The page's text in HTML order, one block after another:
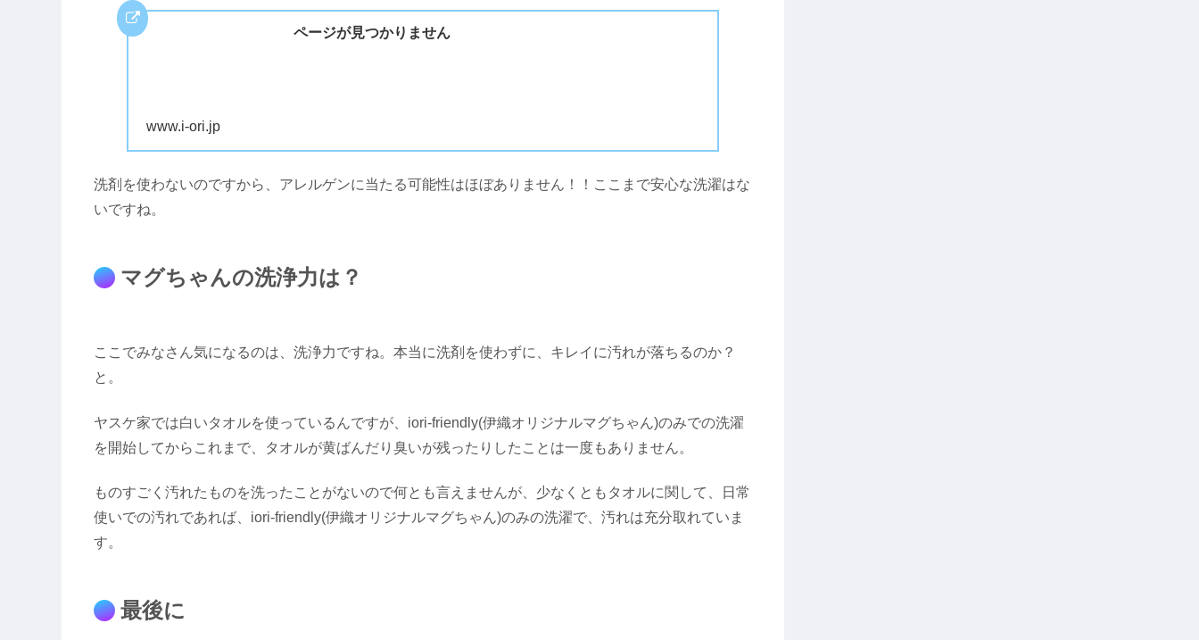
ページが見つかりません
www.i-ori.jp
洗剤を使わないのですから、アレルゲンに当たる可能性はほぼありません！！ここまで安心な洗濯はな
いですね。
マグちゃんの洗浄力は？
ここでみなさん気になるのは、洗浄力ですね。本当に洗剤を使わずに、キレイに汚れが落ちるのか？
と。
ヤスケ家では白いタオルを使っているんですが、iori-friendly(伊織オリジナルマグちゃん)のみでの洗濯
を開始してからこれまで、タオルが黄ばんだり臭いが残ったりしたことは一度もありません。
ものすごく汚れたものを洗ったことがないので何とも言えませんが、少なくともタオルに関して、日常
使いでの汚れであれば、iori-friendly(伊織オリジナルマグちゃん)のみの洗濯で、汚れは充分取れていま
す。
最後に